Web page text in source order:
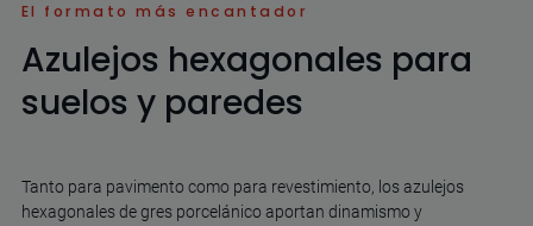
El formato más encantador
Azulejos hexagonales para
suelos y paredes
Tanto para pavimento como para revestimiento, los azulejos
hexagonales de gres porcelánico aportan dinamismo y